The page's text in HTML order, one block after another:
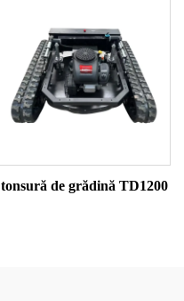
tonsură de grădină TD1200